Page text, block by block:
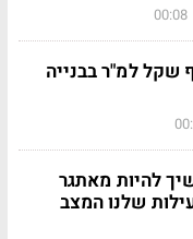
00:08
31 אלף שקל למ"ר בבנייה
להיות מאתגר
שלנו המצב